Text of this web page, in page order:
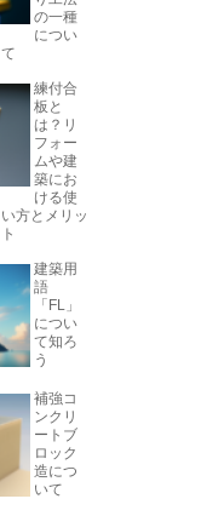
の一種
につい
て
練付合
板と
は？リ
フォー
ムや建
築にお
ける使
い方とメリッ
ト
建築用
語
「FL」
につい
て知ろ
う
補強コ
ンクリ
ートブ
ロック
造につ
いて